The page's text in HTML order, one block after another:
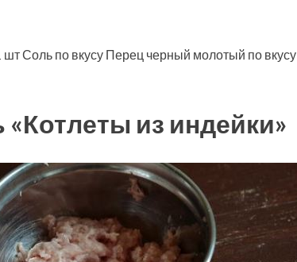
штСоль по вкусу Перец черный молотый по вкусу
«Котлеты из индейки»